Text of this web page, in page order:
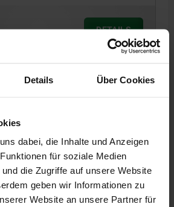
Details Über Cookies
dabei, die Inhalte und Anzeigen
für soziale Medien
die Zugriffe auf unsere Website
geben wir Informationen zu
Website an unsere Partner für
DETAILS
MIT SECHSKANT GR.4
SCHWARZGRAU RAL7021, MIT